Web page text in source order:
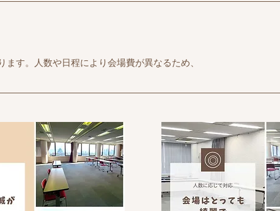
す。
人数や日程により会場費が異なるため、